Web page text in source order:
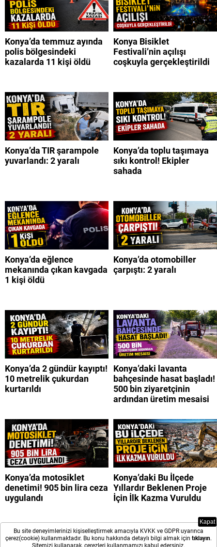
Konya’da temmuz ayında
polis bölgesindeki
kazalarda 11 kişi öldü
Konya Bisiklet
Festivali’nin açılışı
coşkuyla gerçekleştirildi
Konya’da TIR şarampole
yuvarlandı: 2 yaralı
Konya’da toplu taşımaya
sıkı kontrol! Ekipler
sahada
Konya’da eğlence
mekanında çıkan kavgada
1 kişi öldü
Konya’da otomobiller
çarpıştı: 2 yaralı
Konya’da 2 gündür kayıptı!
10 metrelik çukurdan
kurtarıldı
Konya’daki lavanta
bahçesinde hasat başladı!
500 bin ziyaretçinin
ardından üretim mesaisi
Konya’da motosiklet
denetimi! 905 bin lira ceza
uygulandı
Konya’daki Bu İlçede
Yıllardır Beklenen Proje
İçin İlk Kazma Vuruldu
Bu site deneyimlerinizi kişiselleştirmek amacıyla KVKK ve GDPR uyarınca
çerez(cookie) kullanmaktadır. Bu konu hakkında detaylı bilgi almak için tıklayın.
Sitemizi kullanarak, çerezleri kullanmamızı kabul edersiniz.
Kapat